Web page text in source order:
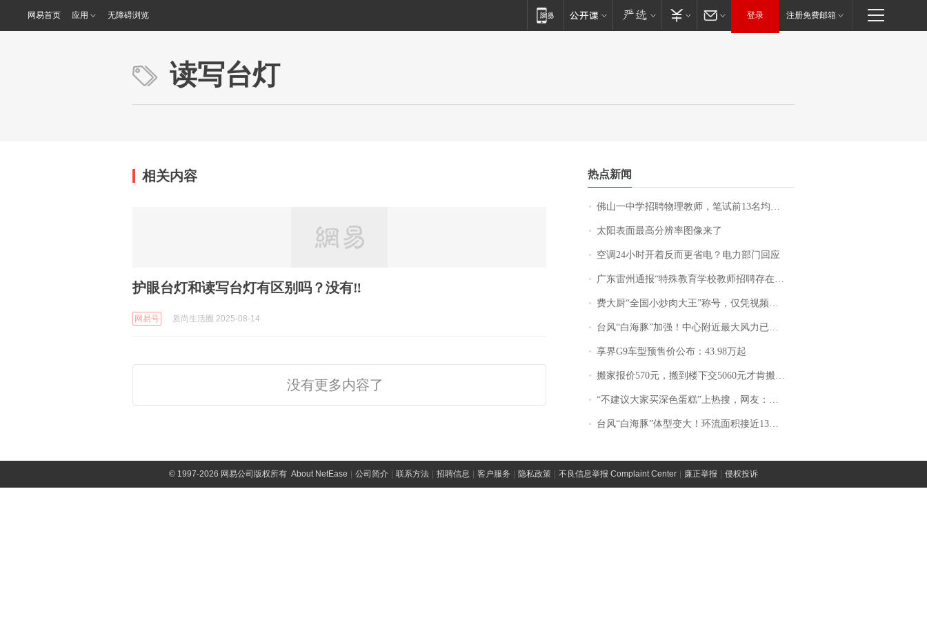
网易首页 应用 无障碍浏览 登录 注册免费邮箱
读写台灯
相关内容
护眼台灯和读写台灯有区别吗？没有‼️
网易号 质尚生活圈 2025-08-14
没有更多内容了
热点新闻
佛山一中学招聘物理教师，笔试前13名均遭淘汰？教育局：已叫停招聘，成立调查组全面核查
太阳表面最高分辨率图像来了
空调24小时开着反而更省电？电力部门回应
广东雷州通报“特殊教育学校教师招聘存在违规行为”：已启动问责程序 副校长被停职
费大厨“全国小炒肉大王”称号，仅凭视频评出？中国烹饪协会回应
台风“白海豚”加强！中心附近最大风力已达15级 最新研判
享界G9车型预售价公布：43.98万起
搬家报价570元，搬到楼下交5060元才肯搬上楼！女子傻眼了……
“不建议大家买深色蛋糕”上热搜，网友：天塌了！
台风“白海豚”体型变大！环流面积接近13个浙江那么大
©1997-2026 网易公司版权所有 About NetEase 公司简介 联系方法 招聘信息 客户服务 隐私政策 不良信息举报 Complaint Center 廉正举报 侵权投诉